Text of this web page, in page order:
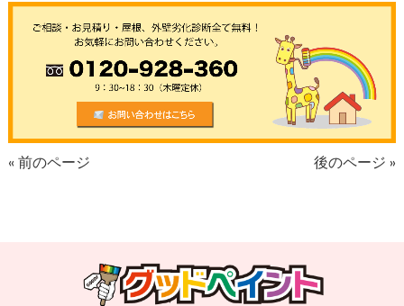
« 前のページ 後のページ »